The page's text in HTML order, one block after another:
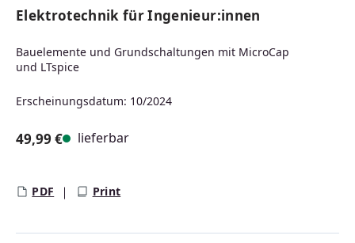
Elektrotechnik für Ingenieur:innen
Bauelemente und Grundschaltungen mit MicroCap
und LTspice
Erscheinungsdatum: 10/2024
49,99 € lieferbar
PDF Print